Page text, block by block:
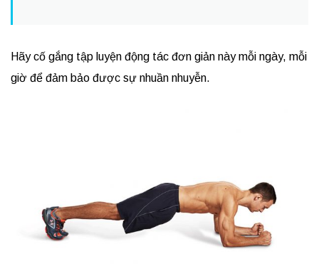
Hãy cố gắng tập luyện động tác đơn giản này mỗi ngày, mỗi
giờ để đảm bảo được sự nhuần nhuyễn.